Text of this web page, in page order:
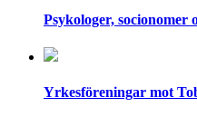
Psykologer, socionomer
Yrkesföreningar mot